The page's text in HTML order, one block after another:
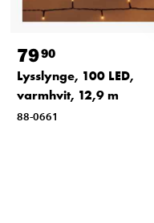
7990
Lysslynge, 100 LED,
varmhvit, 12,9 m
88-0661